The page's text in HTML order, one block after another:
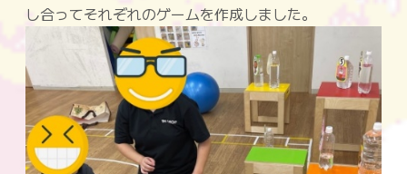
し合ってそれぞれのゲームを作成しました。